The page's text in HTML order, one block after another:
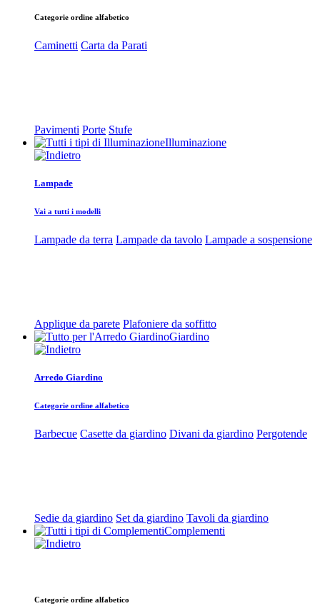
Categorie ordine alfabetico
Caminetti Carta da Parati
Pavimenti Porte Stufe
Illuminazione
Lampade
Vai a tutti i modelli
Lampade da terra Lampade da tavolo Lampade a sospensione
Applique da parete Plafoniere da soffitto
Giardino
Arredo Giardino
Categorie ordine alfabetico
Barbecue Casette da giardino Divani da giardino Pergotende
Sedie da giardino Set da giardino Tavoli da giardino
Complementi
Categorie ordine alfabetico